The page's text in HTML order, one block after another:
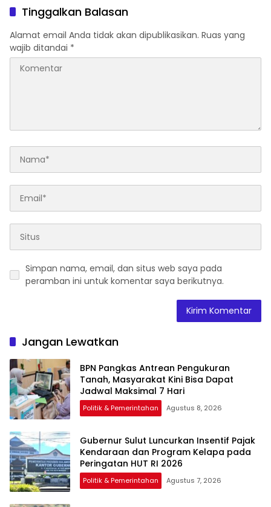
Tinggalkan Balasan
Alamat email Anda tidak akan dipublikasikan. Ruas yang
wajib ditandai *
Simpan nama, email, dan situs web saya pada
peramban ini untuk komentar saya berikutnya.
Jangan Lewatkan
BPN Pangkas Antrean Pengukuran
Tanah, Masyarakat Kini Bisa Dapat
Jadwal Maksimal 7 Hari
Politik & Pemerintahan Agustus 8, 2026
Gubernur Sulut Luncurkan Insentif Pajak
Kendaraan dan Program Kelapa pada
Peringatan HUT RI 2026
Politik & Pemerintahan Agustus 7, 2026